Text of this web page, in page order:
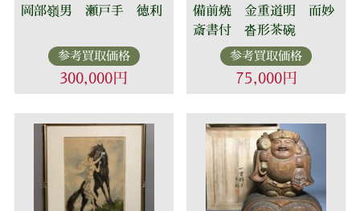
岡部嶺男 瀬戸手 徳利
参考買取価格
300,000円
備前焼 金重道明 而妙
斎書付 沓形茶碗
参考買取価格
75,000円